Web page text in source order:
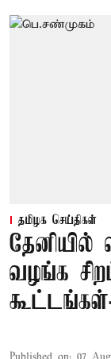
தமிழக செய்திகள்
தேனியில்
வழங்க